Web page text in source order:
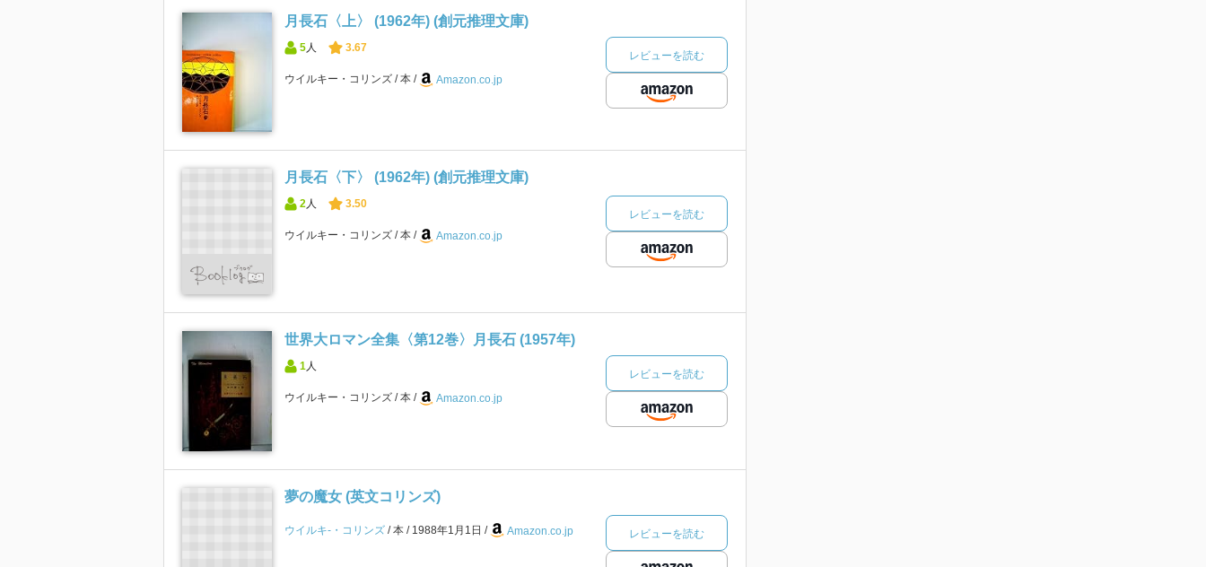
月長石〈上〉 (1962年) (創元推理文庫)
5人 3.67
ウイルキー・コリンズ 本 Amazon.co.jp
レビューを読む
月長石〈下〉 (1962年) (創元推理文庫)
2人 3.50
ウイルキー・コリンズ 本 Amazon.co.jp
レビューを読む
世界大ロマン全集〈第12巻〉月長石 (1957年)
1人
ウイルキー・コリンズ 本 Amazon.co.jp
レビューを読む
夢の魔女 (英文コリンズ)
ウイルキ-・コリンズ 本 1988年1月1日 Amazon.co.jp レビューを読む